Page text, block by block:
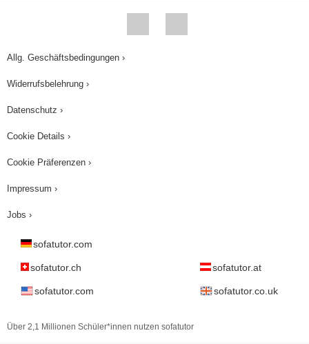
Allg. Geschäftsbedingungen ›
Widerrufsbelehrung ›
Datenschutz ›
Cookie Details ›
Cookie Präferenzen ›
Impressum ›
Jobs ›
sofatutor.com
sofatutor.ch sofatutor.at
sofatutor.com sofatutor.co.uk
Über 2,1 Millionen Schüler*innen nutzen sofatutor